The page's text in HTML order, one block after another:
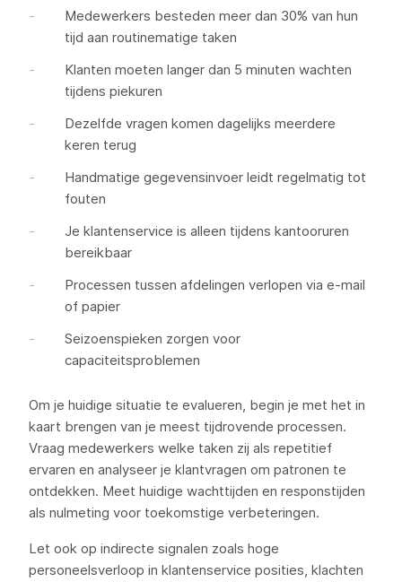
Medewerkers besteden meer dan 30% van hun
tijd aan routinematige taken
Klanten moeten langer dan 5 minuten wachten
tijdens piekuren
Dezelfde vragen komen dagelijks meerdere
keren terug
Handmatige gegevensinvoer leidt regelmatig tot
fouten
Je klantenservice is alleen tijdens kantooruren
bereikbaar
Processen tussen afdelingen verlopen via e-mail
of papier
Seizoenspieken zorgen voor
capaciteitsproblemen
Om je huidige situatie te evalueren, begin je met het in
kaart brengen van je meest tijdrovende processen.
Vraag medewerkers welke taken zij als repetitief
ervaren en analyseer je klantvragen om patronen te
ontdekken. Meet huidige wachttijden en responstijden
als nulmeting voor toekomstige verbeteringen.
Let ook op indirecte signalen zoals hoge
personeelsverloop in klantenservice posities, klachten